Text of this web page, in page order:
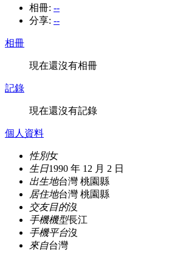
相冊: --
分享: --
相冊
現在還沒有相冊
記錄
現在還沒有記錄
個人資料
性別女
生日1990 年 12 月 2 日
出生地台灣 桃園縣
居住地台灣 桃園縣
交友目的沒
手機機型長江
手機平台沒
來自台灣